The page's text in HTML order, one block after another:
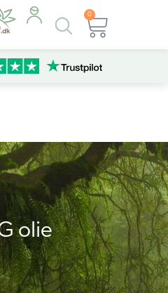
Products
search
0
Kurv
olie